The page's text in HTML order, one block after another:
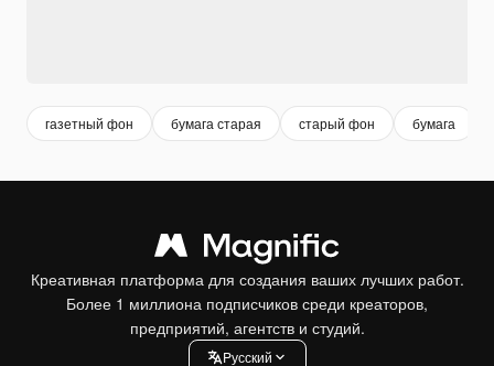
газетный фон бумага старая старый фон бумага
Креативная платформа для создания ваших лучших работ.
Более 1 миллиона подписчиков среди креаторов,
предприятий, агентств и студий.
Pусский